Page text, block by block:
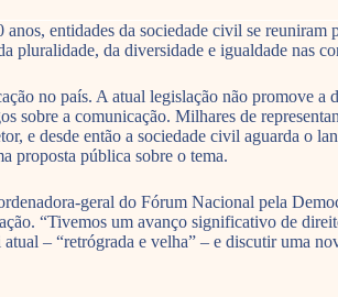
entidades da sociedade civil se reuniram
da diversidade e igualdade nas
no país. A atual legislação não promove
sobre a comunicação. Milhares de
e desde então a sociedade civil aguarda o
proposta pública sobre o tema.
geral do Fórum Nacional pela
“Tivemos um avanço significativo de
– “retrógrada e velha” – e discutir uma